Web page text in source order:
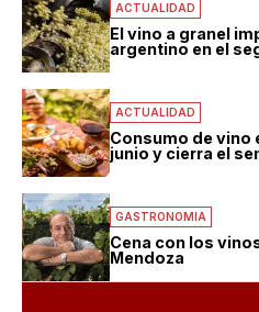
ACTUALIDAD
El vino a granel
argentino en el
ACTUALIDAD
Consumo de vino
junio y cierra el
GASTRONOMIA
Cena con los
Mendoza